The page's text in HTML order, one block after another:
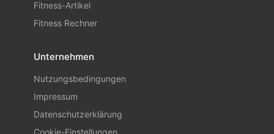
Fitness-Artikel
Fitness Rechner
Unternehmen
Nutzungsbedingungen
Impressum
Datenschutzerklärung
Cookie-Einstellungen